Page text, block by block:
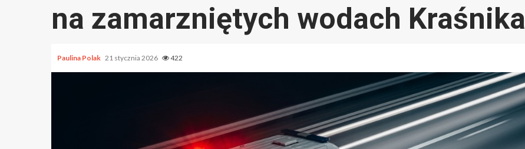
na zamarzniętych wodach Kraśnika
Paulina Polak 21 stycznia 2026 422